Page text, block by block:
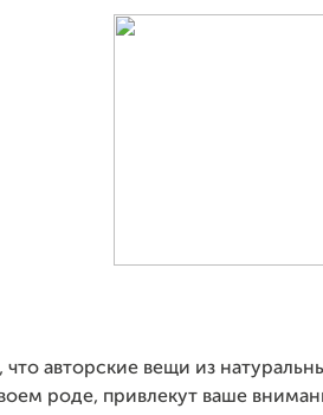
авторские вещи из
роде, привлекут ваше